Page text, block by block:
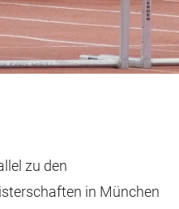
zu den
in München